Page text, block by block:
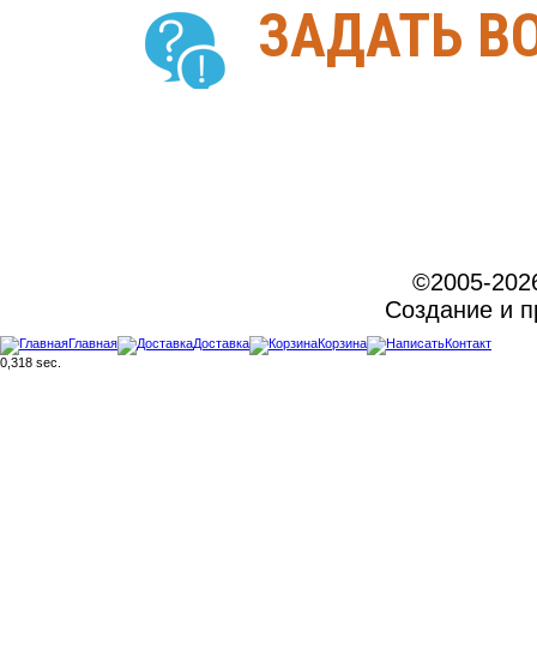
ЗАДАТЬ
©2005-
Создание и
Главная Доставка Корзина
Контакт
0,318 sec.